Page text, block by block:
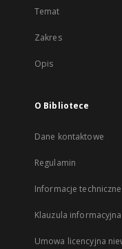
Temat
Zakres
Opis
O Bibliotece
Dane kontaktowe
Regulamin
Informacje techniczne
Klauzula
Umowa licencyjna